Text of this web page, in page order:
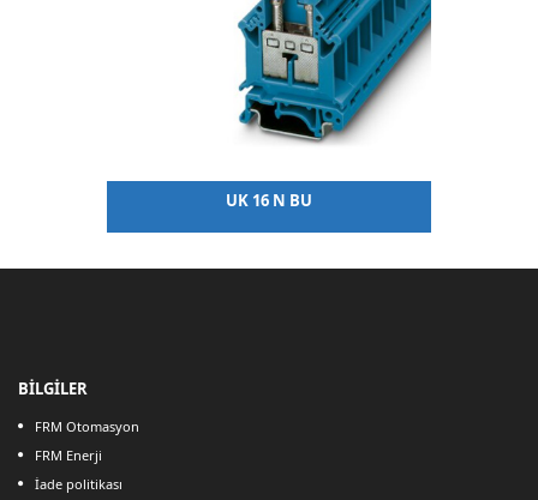
UK 16 N BU
BİLGİLER
FRM Otomasyon
FRM Enerji
İade politikası